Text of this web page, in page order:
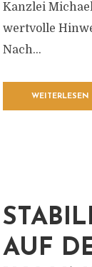
Kanzlei
wertvolle
Nach...
WEITERLESEN
AUF